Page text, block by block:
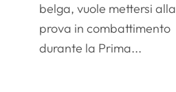
belga, vuole mettersi alla
prova in combattimento
durante la Prima...